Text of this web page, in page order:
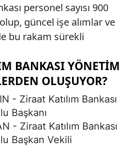
personel sayısı 900
güncel işe alımlar ve
bu rakam sürekli
BANKASI YÖNETIM
OLUŞUYOR?
- Ziraat Katılım Bankası
Başkanı
- Ziraat Katılım Bankası
Başkan Vekili